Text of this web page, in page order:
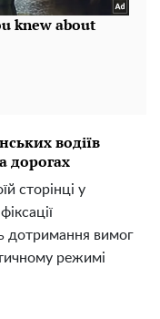
водіїв
дорогах
сторінці у
дотримання вимог
режимі